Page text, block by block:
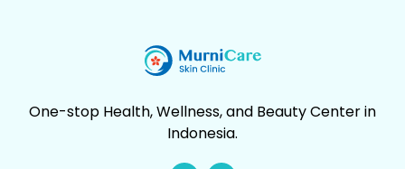
One-stop Health, Wellness, and Beauty Center in
Indonesia.